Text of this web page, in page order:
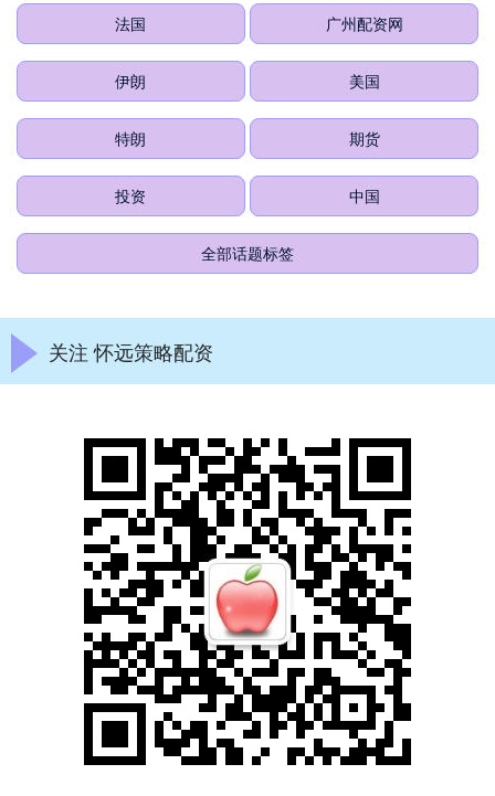
法国 广州配资网
伊朗 美国
特朗 期货
投资 中国
全部话题标签
关注 怀远策略配资